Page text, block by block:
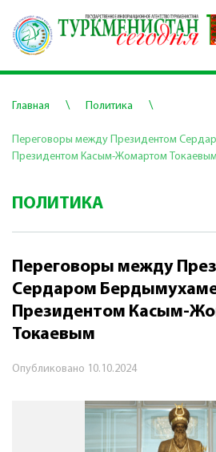
Главная \ Политика \
Переговоры между Президентом
Президентом Касым-Жомартом Токаевым
ПОЛИТИКА
Переговоры между
Сердаром
Президентом Касым-
Токаевым
Опубликовано 10.10.2024